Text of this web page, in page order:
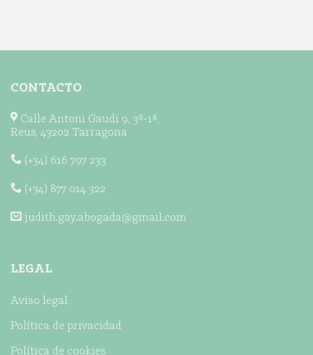
¿cuándo
CONTACTO
Calle Antoni Gaudi 9, 3º-1ª,
Reus, 43202 Tarragona
(+34) 616 797 233
(+34) 877 014 322
judith.gay.abogada@gmail.com
LEGAL
Aviso legal
Política de privacidad
Política de cookies